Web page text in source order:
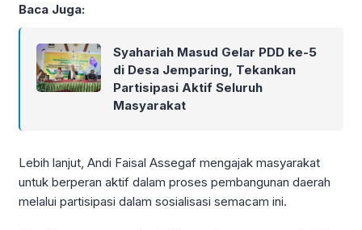
Baca Juga:
Syahariah Masud Gelar PDD ke-5
di Desa Jemparing, Tekankan
Partisipasi Aktif Seluruh
Masyarakat
Lebih lanjut, Andi Faisal Assegaf mengajak masyarakat
untuk berperan aktif dalam proses pembangunan daerah
melalui partisipasi dalam sosialisasi semacam ini.